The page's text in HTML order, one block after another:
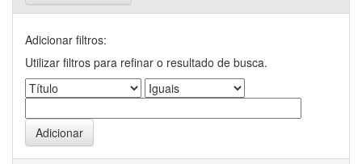
Adicionar filtros:
Utilizar filtros para refinar o resultado de busca.